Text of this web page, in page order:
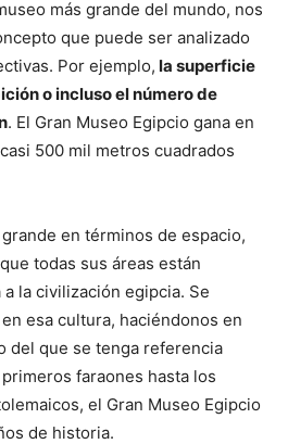
más grande del mundo, nos
que puede ser analizado
Por ejemplo, la superficie
o incluso el número de
. El Gran Museo Egipcio gana en
500 mil metros cuadrados
en términos de espacio,
todas sus áreas están
la civilización egipcia. Se
esa cultura, haciéndonos en
del que se tenga referencia
faraones hasta los
el Gran Museo Egipcio
de historia.